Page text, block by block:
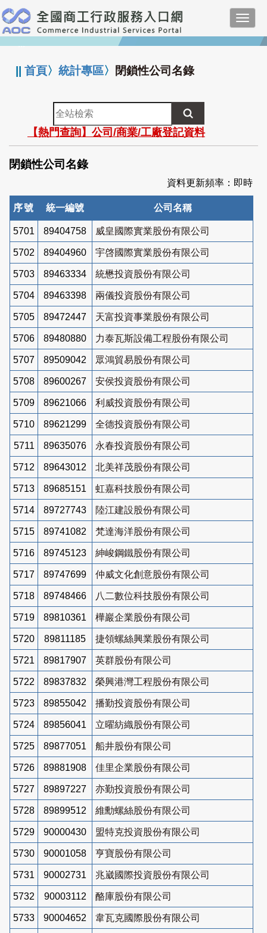
跳
到
主
要
:::
||首頁〉統計專區〉 閉鎖性公司名錄
全
站
檢
索
【熱門查詢】公司/商業/工廠登記資料
閉鎖性公司名錄
資料更新頻率：即時
序號 統一編號 公司名稱
5701 89404758 威皇國際實業股份有限公司
5702 89404960 宇啓國際實業股份有限公司
5703 89463334 統懋投資股份有限公司
5704 89463398 兩儀投資股份有限公司
5705 89472447 天富投資事業股份有限公司
5706 89480880 力泰瓦斯設備工程股份有限公司
5707 89509042 眾鴻貿易股份有限公司
5708 89600267 安侯投資股份有限公司
5709 89621066 利威投資股份有限公司
5710 89621299 全德投資股份有限公司
5711 89635076 永春投資股份有限公司
5712 89643012 北美祥茂股份有限公司
5713 89685151 虹嘉科技股份有限公司
5714 89727743 陸江建設股份有限公司
5715 89741082 梵達海洋股份有限公司
5716 89745123 紳峻鋼鐵股份有限公司
5717 89747699 仲威文化創意股份有限公司
5718 89748466 八二數位科技股份有限公司
5719 89810361 樺巖企業股份有限公司
5720 89811185 捷領螺絲興業股份有限公司
5721 89817907 英群股份有限公司
5722 89837832 榮興港灣工程股份有限公司
5723 89855042 播勤投資股份有限公司
5724 89856041 立曜紡織股份有限公司
5725 89877051 船井股份有限公司
5726 89881908 佳里企業股份有限公司
5727 89897227 亦勤投資股份有限公司
5728 89899512 維勳螺絲股份有限公司
5729 90000430 盟特克投資股份有限公司
5730 90001058 亨寶股份有限公司
5731 90002731 兆崴國際投資股份有限公司
5732 90003112 酪庫股份有限公司
5733 90004652 韋瓦克國際股份有限公司